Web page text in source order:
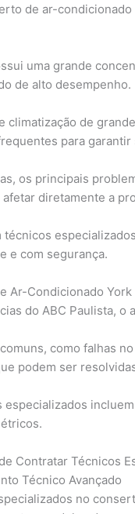
de ar-
uma grande
de alto desempenho.
climatização de
para
os principais
diretamente a
técnicos
e com segurança.
Ar-Condicionado
do ABC Paulista,
como falhas
podem ser
especializados
Contratar Técnicos
Técnico Avançado
no